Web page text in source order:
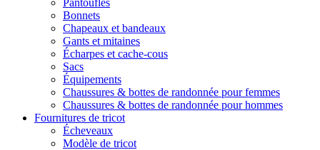
Pantoufles
Bonnets
Chapeaux et bandeaux
Gants et mitaines
Écharpes et cache-cous
Sacs
Équipements
Chaussures & bottes de randonnée pour femmes
Chaussures & bottes de randonnée pour hommes
Fournitures de tricot
Écheveaux
Modèle de tricot